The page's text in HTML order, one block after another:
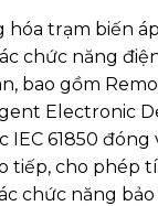
trạm biến
chức năng
bao gồm
Electronic
IEC 61850
tiếp, cho phép
chức năng bảo